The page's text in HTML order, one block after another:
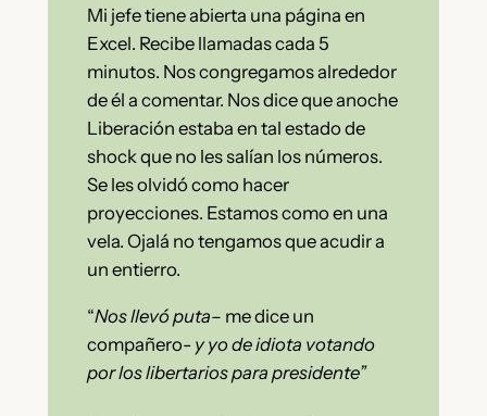
Mi jefe tiene abierta una página en
Excel. Recibe llamadas cada 5
minutos. Nos congregamos alrededor
de él a comentar. Nos dice que anoche
Liberación estaba en tal estado de
shock que no les salían los números.
Se les olvidó como hacer
proyecciones. Estamos como en una
vela. Ojalá no tengamos que acudir a
un entierro.
“Nos llevó puta– me dice un
compañero- y yo de idiota votando
por los libertarios para presidente”